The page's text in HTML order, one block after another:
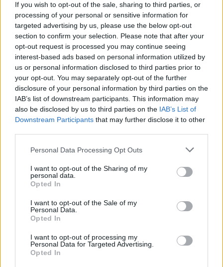
If you wish to opt-out of the sale, sharing to third parties, or
processing of your personal or sensitive information for
targeted advertising by us, please use the below opt-out
section to confirm your selection. Please note that after your
opt-out request is processed you may continue seeing
interest-based ads based on personal information utilized by
us or personal information disclosed to third parties prior to
your opt-out. You may separately opt-out of the further
disclosure of your personal information by third parties on the
IAB’s list of downstream participants. This information may
also be disclosed by us to third parties on the IAB’s List of
Downstream Participants that may further disclose it to other
Personal Data Processing Opt Outs
I want to opt-out of the Sharing of my
personal data.
Opted In
I want to opt-out of the Sale of my
Personal Data.
Opted In
I want to opt-out of processing my
Personal Data for Targeted Advertising.
Opted In
A bagger líder de classe vem equipada de série com
o novo e completamente redesenhado sistema de
áudio PowerBand da Indian Motorcycle, com quatro
altifalantes de 100 watts, dois altifalantes de
carenagem e dois altifalantes de alforge, juntamente
com um novo assento com costuras personalizadas,
proporcionando um estilo único e conforto de
condução durante todo o dia.
Áudio PowerBandque foi redesenhado para os
modelos baggers e touring da Indian Motorcycle, os
dos sistemas áudio premium com altifalantes de 100
watts que produzem maior volume, maior clareza e
mais graves.